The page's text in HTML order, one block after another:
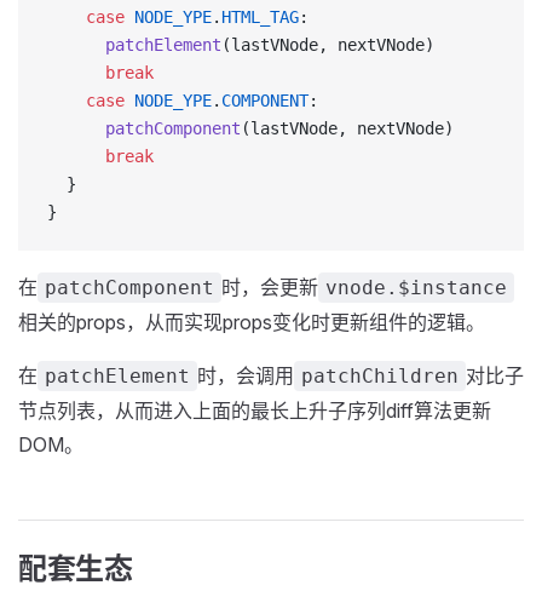
    case
NODE_YPE. HTML_TAG:
      patchElement
(lastVNode, nextVNode)
      break
    case
NODE_YPE. COMPONENT:
      patchComponent
(lastVNode, nextVNode)
      break
  }
}
在 patchComponent 时，会更新 vnode.$instance
相关的props，从而实现props变化时更新组件的逻辑。
在 patchElement 时，会调用 patchChildren 对比子
节点列表，从而进入上面的最长上升子序列diff算法更新
DOM。
配套生态